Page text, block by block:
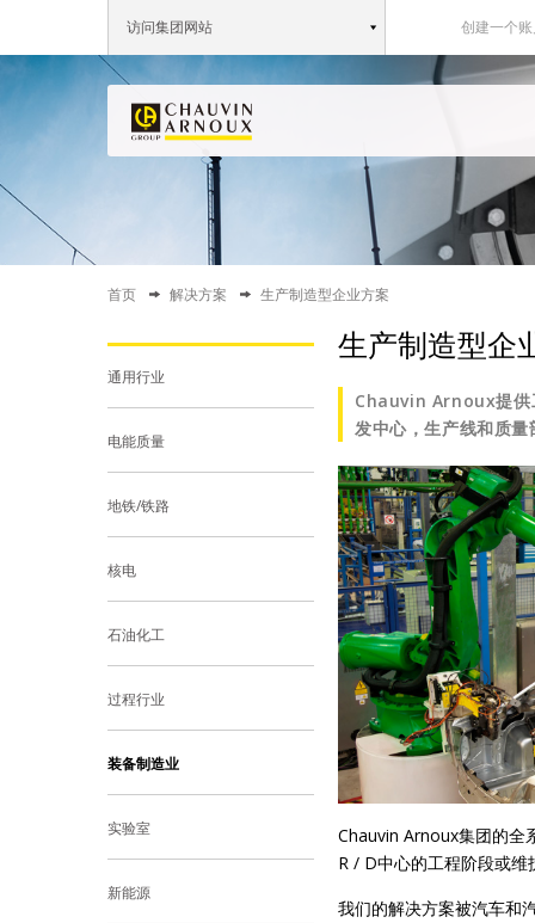
访问集团网站 创建一个
首页 解决方案 生产制造型企业方案
通用行业
电能质量
地铁/铁路
核电
石油化工
过程行业
装备制造业
实验室
新能源
生产制造型企
Chauvin Arnoux提供
发中心，生产线和质量
Chauvin Arnoux集团的全
R / D中心的工程阶段或
我们的解决方案被汽车和